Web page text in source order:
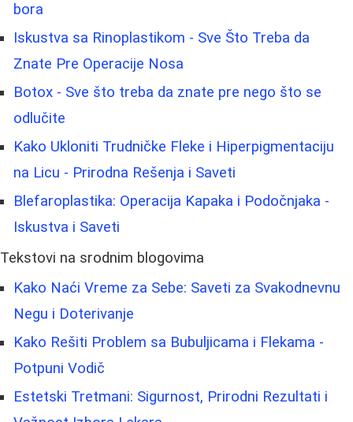
bora
Iskustva sa Rinoplastikom - Sve Što Treba da
Znate Pre Operacije Nosa
Botox - Sve što treba da znate pre nego što se
odlučite
Kako Ukloniti Trudničke Fleke i Hiperpigmentaciju
na Licu - Prirodna Rešenja i Saveti
Blefaroplastika: Operacija Kapaka i Podočnjaka -
Iskustva i Saveti
Tekstovi na srodnim blogovima
Kako Naći Vreme za Sebe: Saveti za Svakodnevnu
Negu i Doterivanje
Kako Rešiti Problem sa Bubuljicama i Flekama -
Potpuni Vodič
Estetski Tretmani: Sigurnost, Prirodni Rezultati i